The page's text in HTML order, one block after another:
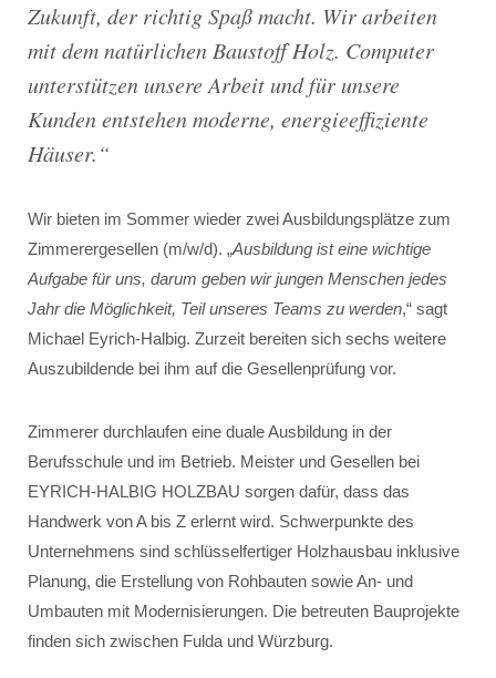
Zukunft, der richtig Spaß macht. Wir arbeiten
mit dem natürlichen Baustoff Holz. Computer
unterstützen unsere Arbeit und für unsere
Kunden entstehen moderne, energieeffiziente
Häuser.“
Wir bieten im Sommer wieder zwei Ausbildungsplätze zum
Zimmerergesellen (m/w/d). „Ausbildung ist eine wichtige
Aufgabe für uns, darum geben wir jungen Menschen jedes
Jahr die Möglichkeit, Teil unseres Teams zu werden,“ sagt
Michael Eyrich-Halbig. Zurzeit bereiten sich sechs weitere
Auszubildende bei ihm auf die Gesellenprüfung vor.
Zimmerer durchlaufen eine duale Ausbildung in der
Berufsschule und im Betrieb. Meister und Gesellen bei
EYRICH-HALBIG HOLZBAU sorgen dafür, dass das
Handwerk von A bis Z erlernt wird. Schwerpunkte des
Unternehmens sind schlüsselfertiger Holzhausbau inklusive
Planung, die Erstellung von Rohbauten sowie An- und
Umbauten mit Modernisierungen. Die betreuten Bauprojekte
finden sich zwischen Fulda und Würzburg.